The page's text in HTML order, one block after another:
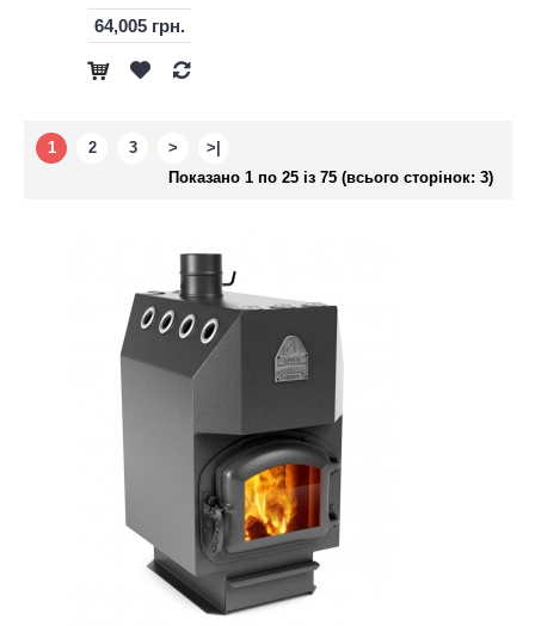
64,005 грн.
1 2 3 >
>|
Показано 1 по 25 із 75 (всього сторінок: 3)